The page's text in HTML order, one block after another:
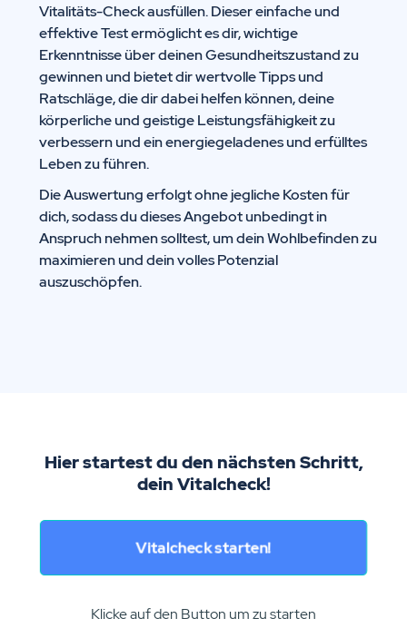
Vitalitäts-Check ausfüllen. Dieser einfache und
effektive Test ermöglicht es dir, wichtige
Erkenntnisse über deinen Gesundheitszustand zu
gewinnen und bietet dir wertvolle Tipps und
Ratschläge, die dir dabei helfen können, deine
körperliche und geistige Leistungsfähigkeit zu
verbessern und ein energiegeladenes und erfülltes
Leben zu führen.
Die Auswertung erfolgt ohne jegliche Kosten für
dich, sodass du dieses Angebot unbedingt in
Anspruch nehmen solltest, um dein Wohlbefinden zu
maximieren und dein volles Potenzial
auszuschöpfen.
Hier startest du den nächsten Schritt,
dein Vitalcheck!
Vitalcheck starten!
Klicke auf den Button um zu starten